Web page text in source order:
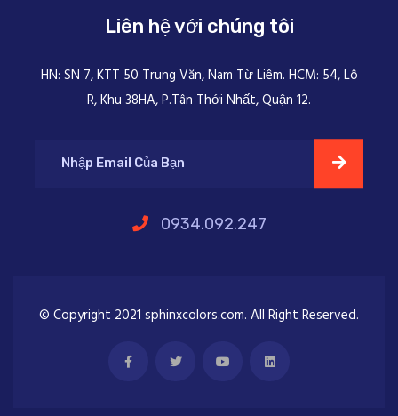
Liên hệ với chúng tôi
HN: SN 7, KTT 50 Trung Văn, Nam Từ Liêm. HCM: 54, Lô
R, Khu 38HA, P.Tân Thới Nhất, Quận 12.
0934.092.247
© Copyright 2021 sphinxcolors.com. All Right Reserved.